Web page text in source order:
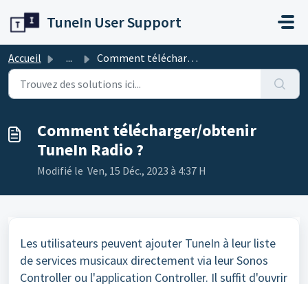
TuneIn User Support
Accueil ... Comment télécharger/obtenir TuneIn Radio ?
Comment télécharger/obtenir
TuneIn Radio ?
Modifié le Ven, 15 Déc., 2023 à 4:37 H
Les utilisateurs peuvent ajouter TuneIn à leur liste
de services musicaux directement via leur Sonos
Controller ou l'application Controller. Il suffit d'ouvrir